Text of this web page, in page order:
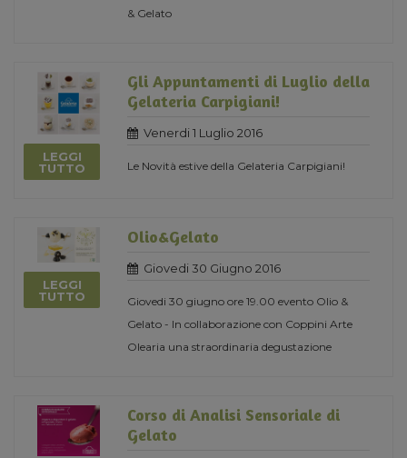
& Gelato
LEGGI
TUTTO
Gli Appuntamenti di Luglio della
Gelateria Carpigiani!
Venerdi 1 Luglio 2016
Le Novità estive della Gelateria Carpigiani!
LEGGI
TUTTO
Olio&Gelato
Giovedi 30 Giugno 2016
Giovedi 30 giugno ore 19.00 evento Olio &
Gelato - In collaborazione con Coppini Arte
Olearia una straordinaria degustazione
Corso di Analisi Sensoriale di
Gelato